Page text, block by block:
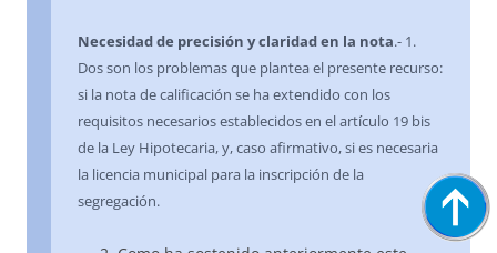
Necesidad de precisión y claridad en la nota.- 1.
Dos son los problemas que plantea el presente recurso:
si la nota de calificación se ha extendido con los
requisitos necesarios establecidos en el artículo 19 bis
de la Ley Hipotecaria, y, caso afirmativo, si es necesaria
la licencia municipal para la inscripción de la
segregación.